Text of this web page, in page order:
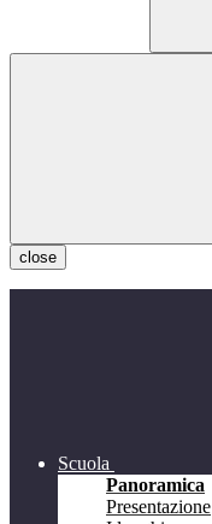
close
Scuola
Panoramica
Presentazione